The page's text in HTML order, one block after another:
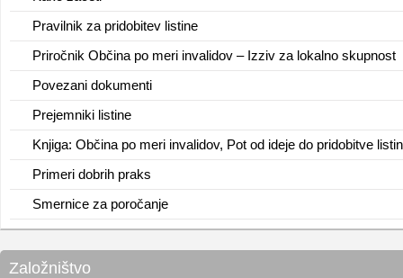
Pravilnik za pridobitev listine
Priročnik Občina po meri invalidov – Izziv za lokalno skupnost
Povezani dokumenti
Prejemniki listine
Knjiga: Občina po meri invalidov, Pot od ideje do pridobitve
Primeri dobrih praks
Smernice za poročanje
Založništvo